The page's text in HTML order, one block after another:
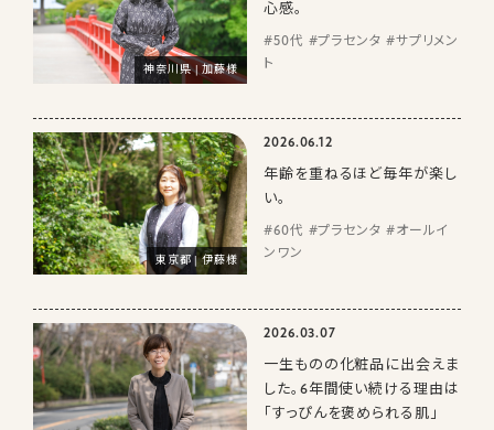
神奈川県 | 加藤様
心感。
#50代 #プラセンタ #サプリメン
ト
東京都 | 伊藤様
2026.06.12
年齢を重ねるほど毎年が楽し
い。
#60代 #プラセンタ #オールイ
ンワン
2026.03.07
一生ものの化粧品に出会えま
した。6年間使い続ける理由は
「すっぴんを褒められる肌」